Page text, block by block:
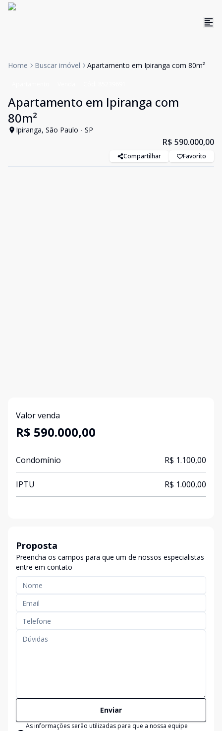
Home Buscar imóvel Apartamento em Ipiranga com 80m²
Apartamento em Ipiranga com
80m²
Ipiranga, São Paulo - SP
R$ 590.000,00
Compartilhar Favorito
Valor venda
R$ 590.000,00
Condomínio R$ 1.100,00
IPTU R$ 1.000,00
Proposta
Preencha os campos para que um de nossos especialistas
entre em contato
Enviar
As informações serão utilizadas para que a nossa equipe